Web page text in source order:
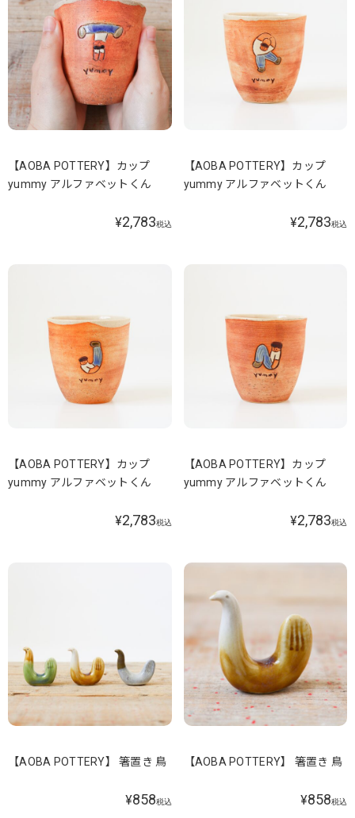
【AOBA POTTERY】カップ
yummy アルファベットくん
¥2,783税込
【AOBA POTTERY】カップ
yummy アルファベットくん
¥2,783税込
【AOBA POTTERY】カップ
yummy アルファベットくん
¥2,783税込
【AOBA POTTERY】カップ
yummy アルファベットくん
¥2,783税込
【AOBA POTTERY】 箸置き 鳥
¥858税込
【AOBA POTTERY】 箸置き 鳥
¥858税込